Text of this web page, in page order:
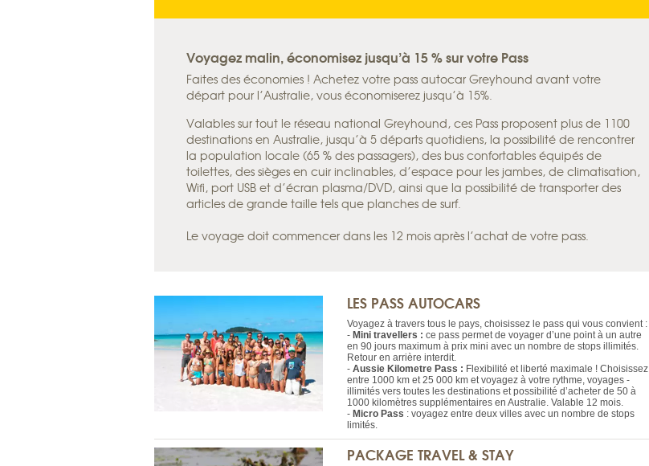
Voyagez malin, économisez jusqu’à 15 % sur votre Pass
Faites des économies ! Achetez votre pass autocar Greyhound avant votre
départ pour l’Australie, vous économiserez jusqu’à 15%.
Valables sur tout le réseau national Greyhound, ces Pass proposent plus de 1100
destinations en Australie, jusqu’à 5 départs quotidiens, la possibilité de rencontrer
la ­population locale (65 % des passagers), des bus confortables équipés de
toilettes, des sièges en cuir inclinables, d’espace pour les jambes, de climatisation,
Wifi, port USB et d’écran plasma/DVD, ainsi que la possibilité de ­transporter des
articles de grande taille tels que planches de surf.
Le voyage doit commencer dans les 12 mois après l’achat de votre pass.
LES PASS AUTOCARS
Voyagez à travers tous le pays, choisissez le pass qui vous convient :
- Mini travellers : ce pass permet de voyager d’une point à un autre
en 90 jours maximum à prix mini avec un nombre de stops illimités.
Retour en arrière interdit.
- Aussie Kilometre Pass : Flexibilité et liberté maximale ! Choisissez
entre 1000 km et 25 000 km et voyagez à votre rythme, voyages ­
illimités vers toutes les destinations et possibilité d’acheter de 50 à
1000 kilomètres supplémentaires en Australie. Valable 12 mois.
- Micro Pass : voyagez entre deux villes avec un nombre de stops
limités.
PACKAGE TRAVEL & STAY